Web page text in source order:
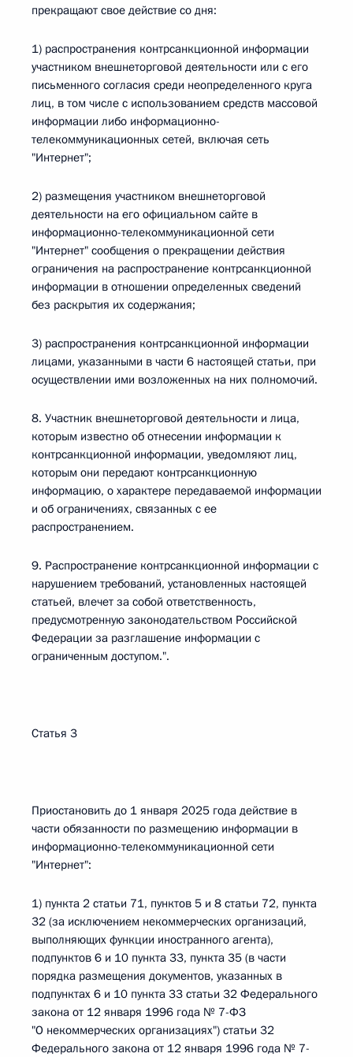
прекращают свое действие со дня:
1) распространения контрсанкционной информации
участником внешнеторговой деятельности или с его
письменного согласия среди неопределенного круга
лиц, в том числе с использованием средств массовой
информации либо информационно-
телекоммуникационных сетей, включая сеть
"Интернет";
2) размещения участником внешнеторговой
деятельности на его официальном сайте в
информационно-телекоммуникационной сети
"Интернет" сообщения о прекращении действия
ограничения на распространение контрсанкционной
информации в отношении определенных сведений
без раскрытия их содержания;
3) распространения контрсанкционной информации
лицами, указанными в части 6 настоящей статьи, при
осуществлении ими возложенных на них полномочий.
8. Участник внешнеторговой деятельности и лица,
которым известно об отнесении информации к
контрсанкционной информации, уведомляют лиц,
которым они передают контрсанкционную
информацию, о характере передаваемой информации
и об ограничениях, связанных с ее
распространением.
9. Распространение контрсанкционной информации с
нарушением требований, установленных настоящей
статьей, влечет за собой ответственность,
предусмотренную законодательством Российской
Федерации за разглашение информации с
ограниченным доступом.".
Статья 3
Приостановить до 1 января 2025 года действие в
части обязанности по размещению информации в
информационно-телекоммуникационной сети
"Интернет":
1) пункта 2 статьи 71, пунктов 5 и 8 статьи 72, пункта
32 (за исключением некоммерческих организаций,
выполняющих функции иностранного агента),
подпунктов 6 и 10 пункта 33, пункта 35 (в части
порядка размещения документов, указанных в
подпунктах 6 и 10 пункта 33 статьи 32 Федерального
закона от 12 января 1996 года № 7-ФЗ
"О некоммерческих организациях") статьи 32
Федерального закона от 12 января 1996 года № 7-